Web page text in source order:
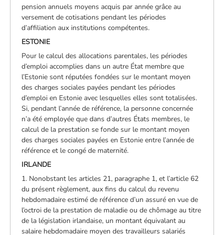
pension annuels moyens acquis par année grâce au
versement de cotisations pendant les périodes
d’affiliation aux institutions compétentes.
ESTONIE
Pour le calcul des allocations parentales, les périodes
d’emploi accomplies dans un autre État membre que
l’Estonie sont réputées fondées sur le montant moyen
des charges sociales payées pendant les périodes
d’emploi en Estonie avec lesquelles elles sont totalisées.
Si, pendant l’année de référence, la personne concernée
n’a été employée que dans d’autres États membres, le
calcul de la prestation se fonde sur le montant moyen
des charges sociales payées en Estonie entre l’année de
référence et le congé de maternité.
IRLANDE
1. Nonobstant les articles 21, paragraphe 1, et l’article 62
du présent règlement, aux fins du calcul du revenu
hebdomadaire estimé de référence d’un assuré en vue de
l’octroi de la prestation de maladie ou de chômage au titre
de la législation irlandaise, un montant équivalant au
salaire hebdomadaire moyen des travailleurs salariés